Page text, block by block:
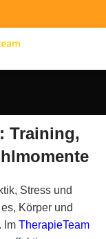
Training,
Stress und
Körper und
Im TherapieTeam